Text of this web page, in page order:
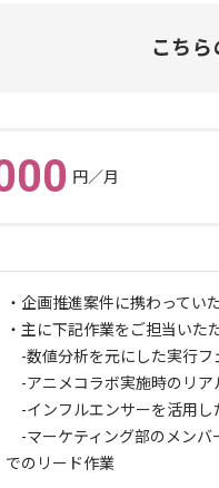
こち
円／月
・企画推進案件に携わってい
・主に下記作業をご担当いた
-数値分析を元にした実行フ
-アニメコラボ実施時のリア
-インフルエンサーを活用し
-マーケティング部のメンバ
でのリード作業